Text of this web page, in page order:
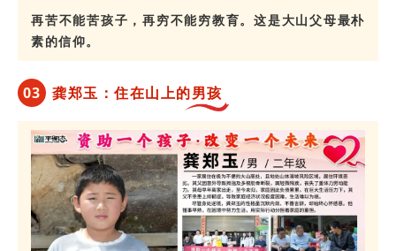
再苦不能苦孩子，再穷不能穷教育。这是大山父母最朴
素的信仰。
03 龚郑玉：住在山上的男孩